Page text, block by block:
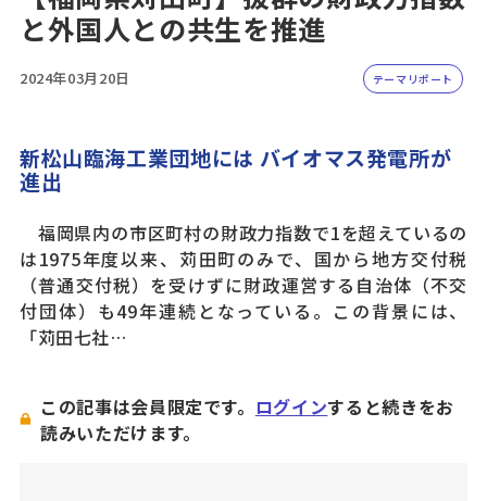
と外国人との共生を推進
2024年03月20日 テーマリポート
新松山臨海工業団地には バイオマス発電所が
進出
福岡県内の市区町村の財政力指数で1を超えているの
は1975年度以来、苅田町のみで、国から地方交付税
（普通交付税）を受けずに財政運営する自治体（不交
付団体）も49年連続となっている。この背景には、
「苅田七社…
この記事は会員限定です。 ログインすると続きをお
読みいただけます。